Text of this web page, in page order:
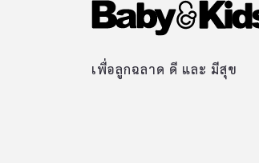
เพื่อลูกฉลาด ดี และ มีสุข